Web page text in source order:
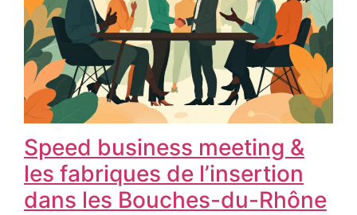
Speed business meeting &
les fabriques de l’insertion
dans les Bouches-du-Rhône